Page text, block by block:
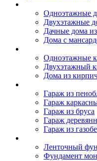
Одноэтажные
Двухэтажные
Дачные дома
Дома с
Одноэтажные
Двухэтажный
Дома из
Гараж из
Гараж
Гараж из бруса
Гараж
Гараж из
Ленточный
Фундамент